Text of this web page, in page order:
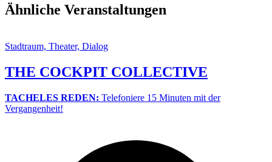
Ähnliche Veranstaltungen
Stadtraum, Theater, Dialog
THE COCKPIT COLLECTIVE
TACHELES REDEN: Telefoniere 15 Minuten mit der
Vergangenheit!